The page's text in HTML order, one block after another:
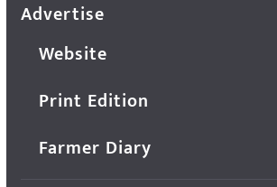
Advertise
Website
Print Edition
Farmer Diary